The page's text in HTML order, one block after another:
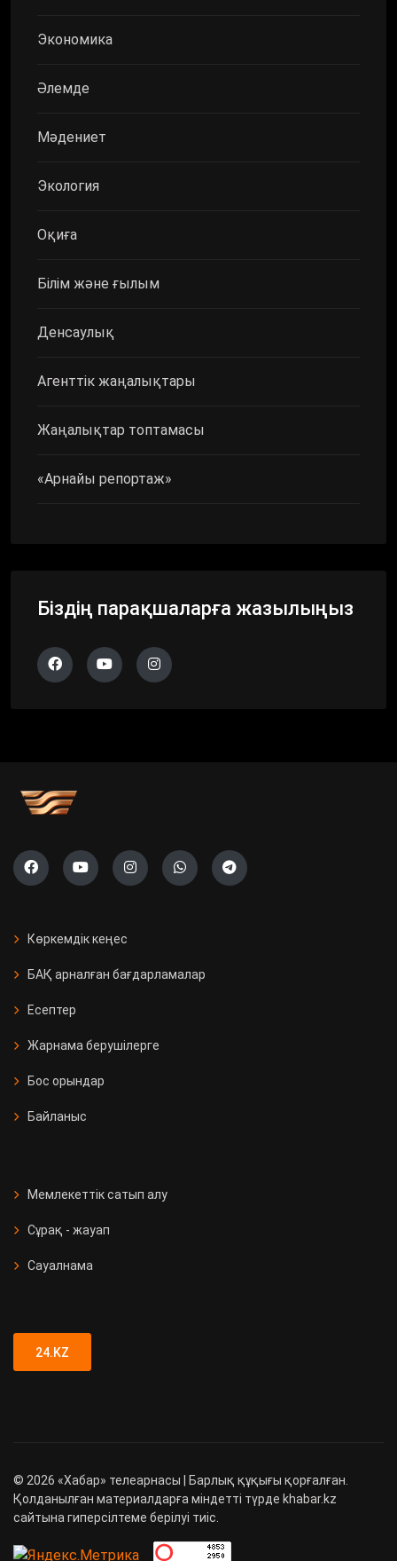
Экономика
Әлемде
Мәдениет
Экология
Оқиға
Білім және ғылым
Денсаулық
Агенттік жаңалықтары
Жаңалықтар топтамасы
«Арнайы репортаж»
Біздің парақшаларға жазылыңыз
Көркемдік кеңес
БАҚ арналған бағдарламалар
Есептер
Жарнама берушілерге
Бос орындар
Байланыс
Мемлекеттік сатып алу
Сұрақ - жауап
Сауалнама
24.KZ
© 2026 «Хабар» телеарнасы | Барлық құқығы қорғалған.
Қолданылған материалдарға міндетті түрде khabar.kz
сайтына гиперсілтеме берілуі тиіс.